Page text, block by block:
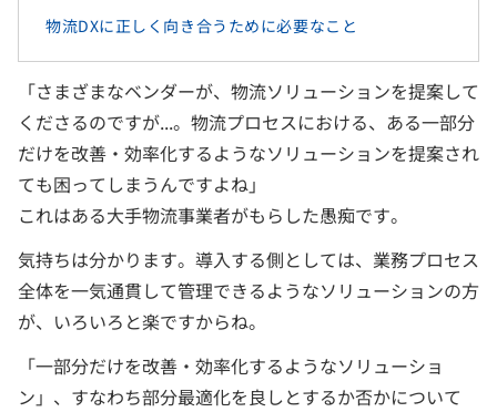
物流DXに正しく向き合うために必要なこと
「さまざまなベンダーが、物流ソリューションを提案して
くださるのですが...。物流プロセスにおける、ある一部分
だけを改善・効率化するようなソリューションを提案され
ても困ってしまうんですよね」
これはある大手物流事業者がもらした愚痴です。
気持ちは分かります。導入する側としては、業務プロセス
全体を一気通貫して管理できるようなソリューションの方
が、いろいろと楽ですからね。
「一部分だけを改善・効率化するようなソリューショ
ン」、すなわち部分最適化を良しとするか否かについて